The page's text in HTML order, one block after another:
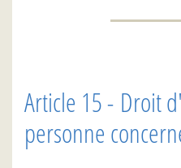
Article 15 - Droit
personne